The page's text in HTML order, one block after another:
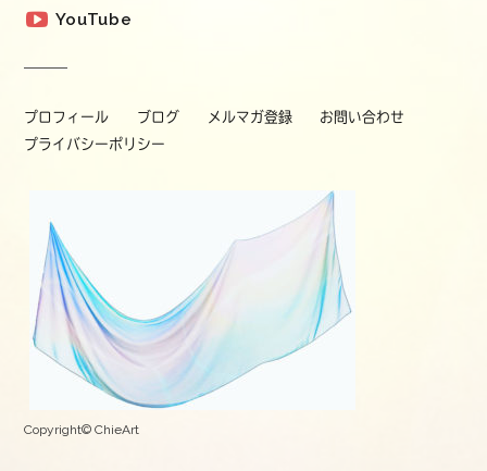
YouTube
プロフィール ブログ メルマガ登録
お問い合わせ
プライバシーポリシー
Copyright© ChieArt